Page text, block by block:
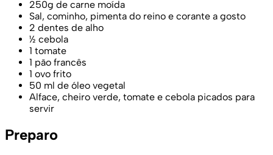
250g de carne moída
Sal, cominho, pimenta do reino e corante a gosto
2 dentes de alho
½ cebola
1 tomate
1 pão francês
1 ovo frito
50 ml de óleo vegetal
Alface, cheiro verde, tomate e cebola picados para
servir
Preparo